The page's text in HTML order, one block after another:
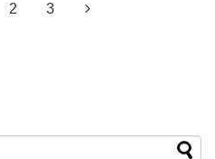
2 3